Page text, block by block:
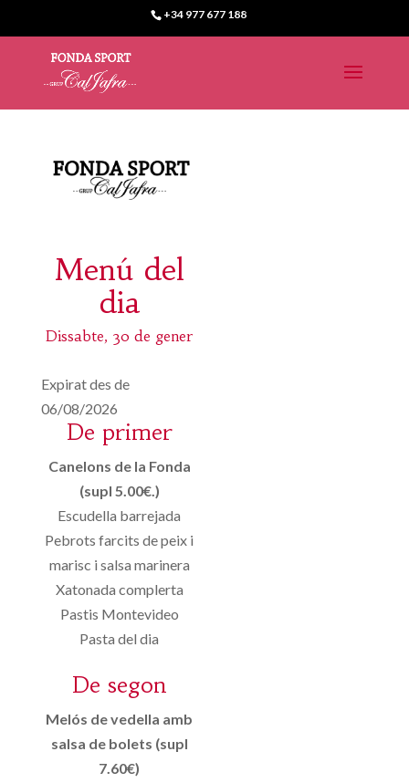
+34 977 677 188
Menú del
dia
Dissabte, 30 de gener
Expirat des de
06/08/2026
De primer
Canelons de la Fonda
(supl 5.00€.)
Escudella barrejada
Pebrots farcits de peix i
marisc i salsa marinera
Xatonada complerta
Pastis Montevideo
Pasta del dia
De segon
Melós de vedella amb
salsa de bolets (supl
7.60€)